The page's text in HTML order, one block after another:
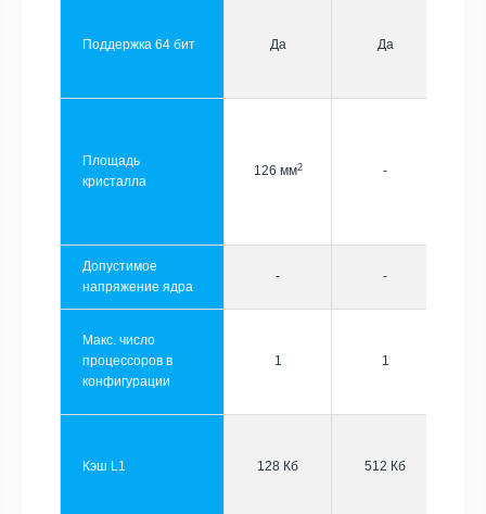
Поддержка 64 бит Да Да
Площадь
кристалла
126 мм2 -
Допустимое
напряжение ядра
- -
Макс. число
процессоров в
конфигурации
1 1
Кэш L1 128 Кб 512 Кб